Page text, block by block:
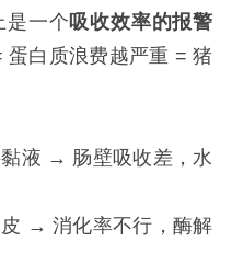
是一个吸收效率的报警
蛋白质浪费越严重 = 猪
液 → 肠壁吸收差，水
→ 消化率不行，酶解